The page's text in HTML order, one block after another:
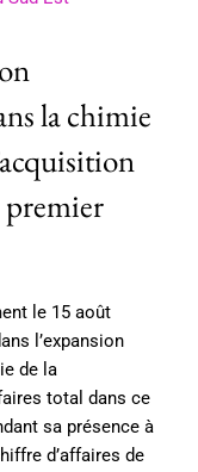
la chimie
premier
le 15 août
l’expansion
de la
total dans ce
sa présence à
d’affaires de